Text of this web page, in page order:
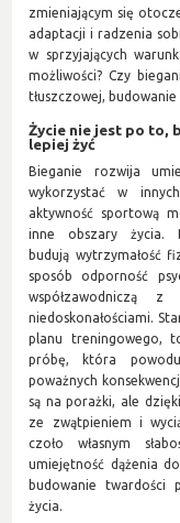
zmieniającym się
adaptacji i radzenia
w sprzyjających
możliwości? Czy
tłuszczowej,
Życie nie jest po to,
lepiej żyć
Bieganie rozwija
wykorzystać w
aktywność sportową
inne obszary życia.
budują wytrzymałość
sposób odporność
współzawodniczą
niedoskonałościami.
planu treningowego,
próbę, która
poważnych
są na porażki, ale
ze zwątpieniem i
czoło własnym
umiejętność dążenia
budowanie twardości
życia.